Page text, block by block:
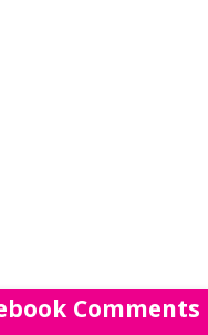
Comments